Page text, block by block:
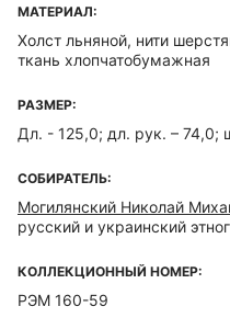
МАТЕРИАЛ:
Холст льняной, нити
ткань хлопчатобумажная
РАЗМЕР:
Дл. - 125,0; дл. рук. – 74,0;
СОБИРАТЕЛЬ:
Могилянский Николай
русский и украинский
КОЛЛЕКЦИОННЫЙ НОМЕР:
РЭМ 160-59